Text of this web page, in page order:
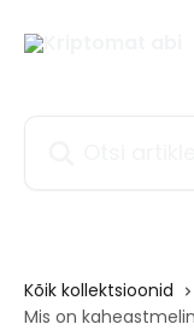
Kõik kollektsioonid
Mis on